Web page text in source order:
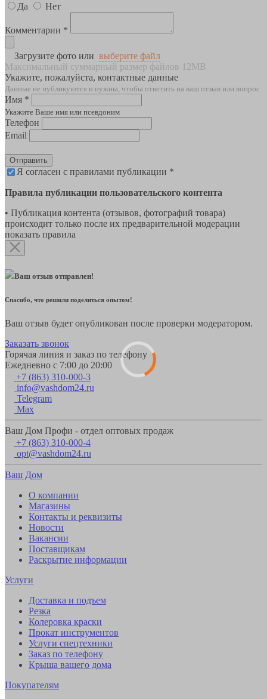
Да
Нет
Комментарии *
Загрузите фото или выберите файл
Максимальный суммарный размер файлов 12MB
Укажите, пожалуйста, контактные данные
Данные не публикуются и нужны, чтобы ответить на ваш отзыв или вопрос
Имя *
Укажите Ваше имя или псевдоним
Телефон
Email
Отправить
Я согласен с правилами публикации *
Правила публикации пользовательского контента
• Публикация контента (отзывов, фотографий товара)
происходит только после их предварительной модерации
показать правила
Ваш отзыв отправлен!
Спасибо, что решили поделиться опытом!
Ваш отзыв будет опубликован после проверки модератором.
Заказать звонок
Горячая линия и заказ по телефону
Ежедневно с 7:00 до 20:00
+7 (863) 310-000-3
info@vashdom24.ru
Telegram
Max
Ваш Дом Профи - отдел оптовых продаж
+7 (863) 310-000-4
opt@vashdom24.ru
Ваш Дом
О компании
Магазины
Контакты и реквизиты
Новости
Вакансии
Поставщикам
Раскрытие информации
Услуги
Доставка и подъем
Резка
Колеровка краски
Прокат инструментов
Услуги спецтехники
Заказ по телефону
Крыша вашего дома
Покупателям